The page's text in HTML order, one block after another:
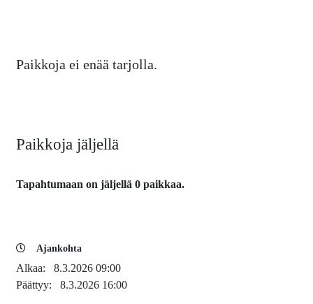
Paikkoja ei enää tarjolla.
Paikkoja jäljellä
Tapahtumaan on jäljellä 0 paikkaa.
Ajankohta
Alkaa: 8.3.2026 09:00
Päättyy: 8.3.2026 16:00